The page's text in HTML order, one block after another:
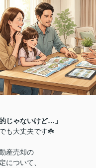
じゃないけど…」
も大丈夫です☘️
産売却の
について、